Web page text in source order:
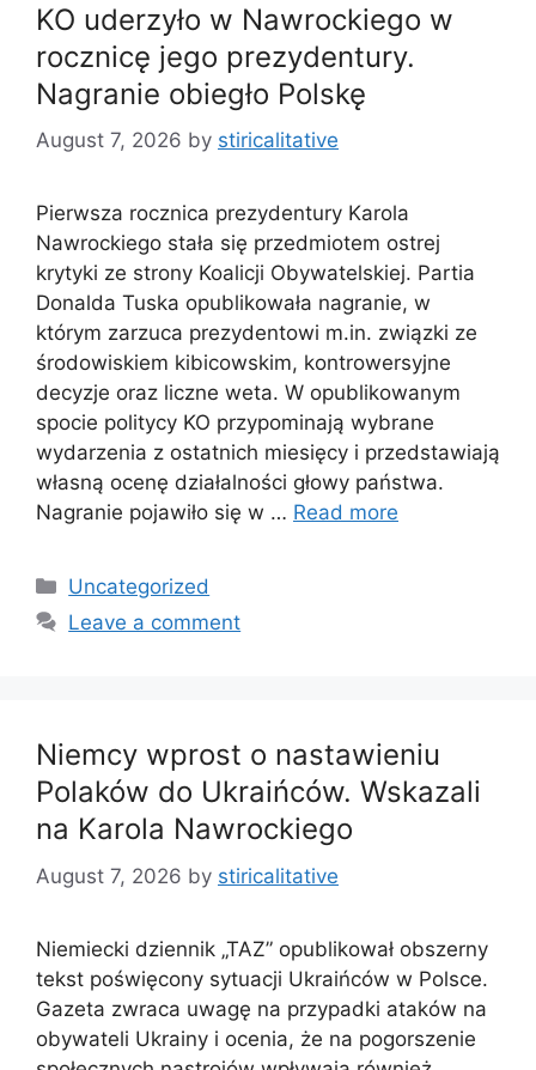
KO uderzyło w Nawrockiego w
rocznicę jego prezydentury.
Nagranie obiegło Polskę
August 7, 2026 by stiricalitative
Pierwsza rocznica prezydentury Karola
Nawrockiego stała się przedmiotem ostrej
krytyki ze strony Koalicji Obywatelskiej. Partia
Donalda Tuska opublikowała nagranie, w
którym zarzuca prezydentowi m.in. związki ze
środowiskiem kibicowskim, kontrowersyjne
decyzje oraz liczne weta. W opublikowanym
spocie politycy KO przypominają wybrane
wydarzenia z ostatnich miesięcy i przedstawiają
własną ocenę działalności głowy państwa.
Nagranie pojawiło się w … Read more
Categories
Uncategorized
Leave a comment
Niemcy wprost o nastawieniu
Polaków do Ukraińców. Wskazali
na Karola Nawrockiego
August 7, 2026 by stiricalitative
Niemiecki dziennik „TAZ” opublikował obszerny
tekst poświęcony sytuacji Ukraińców w Polsce.
Gazeta zwraca uwagę na przypadki ataków na
obywateli Ukrainy i ocenia, że na pogorszenie